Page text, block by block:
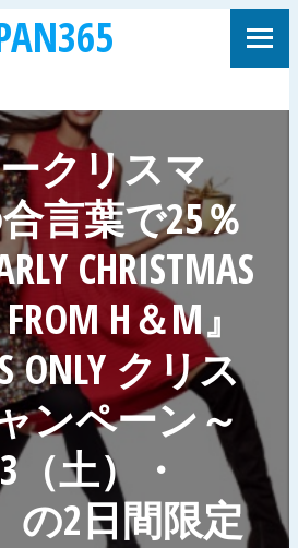
クリスマ
言葉で25％
CHRISTMAS
FROM H＆M』
ONLY クリス
ンペーン～
（土）・
の2日間限定